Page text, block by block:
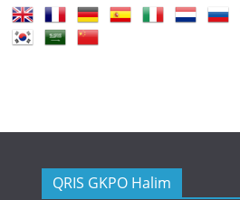
QRIS GKPO Halim